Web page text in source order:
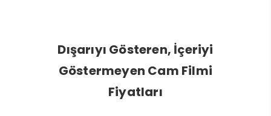
Dışarıyı Gösteren, İçeriyi
Göstermeyen Cam Filmi
Fiyatları
Dışarıyı Gösteren, İçeriyi Göstermeyen Cam